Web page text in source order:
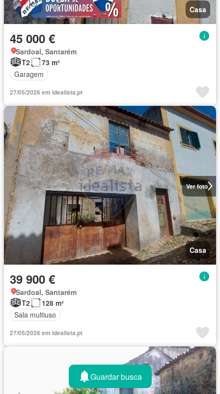
Casa
45 000 €
Sardoal, Santarém
T2
73 m²
Garagem
27/05/2026 em idealista.pt
Ver foto
Casa
39 900 €
Sardoal, Santarém
T2
128 m²
Sala multiuso
27/05/2026 em idealista.pt
Guardar busca